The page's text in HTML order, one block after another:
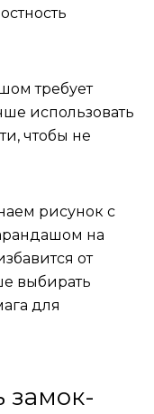
требует
использовать
чтобы не
рисунок с
на
от
выбирать
для
замок-